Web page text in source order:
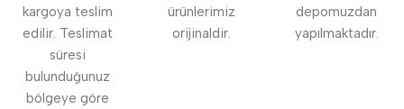
kargoya teslim
edilir. Teslimat
süresi
bulunduğunuz
bölgeye göre
ürünlerimiz
orijinaldir.
depomuzdan
yapılmaktadır.